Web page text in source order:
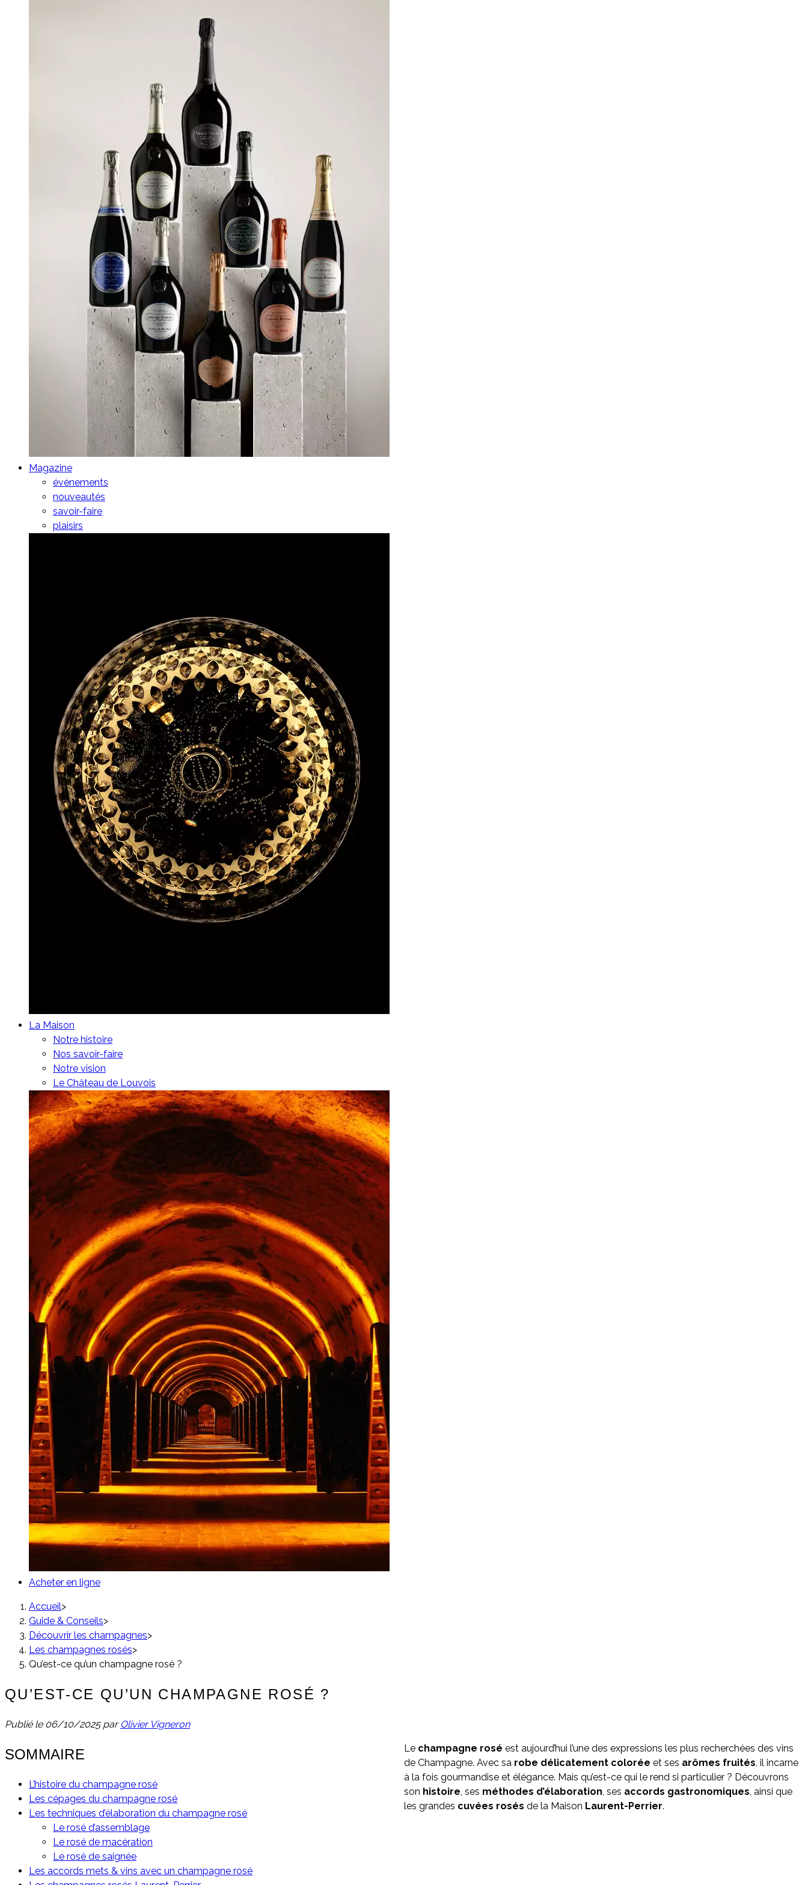
Magazine
événements
nouveautés
savoir-faire
plaisirs
La Maison
Notre histoire
Nos savoir-faire
Notre vision
Le Château de Louvois
Acheter en ligne
Accueil>
Guide & Conseils>
Découvrir les champagnes>
Les champagnes rosés>
Qu’est-ce qu’un champagne rosé ?
QU’EST-CE QU’UN CHAMPAGNE ROSÉ ?
Publié le 06/10/2025 par Olivier Vigneron
SOMMAIRE
L’histoire du champagne rosé
Les cépages du champagne rosé
Les techniques d’élaboration du champagne rosé
Le rosé d’assemblage
Le rosé de macération
Le rosé de saignée
Les accords mets & vins avec un champagne rosé
Le champagne rosé est aujourd’hui l’une des expressions les plus recherchées des vins
de Champagne. Avec sa robe délicatement colorée et ses arômes fruités, il incarne
à la fois gourmandise et élégance. Mais qu’est-ce qui le rend si particulier ? Découvrons
son histoire, ses méthodes d’élaboration, ses accords gastronomiques, ainsi que
les grandes cuvées rosés de la Maison Laurent-Perrier.